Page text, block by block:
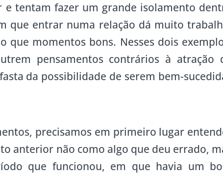
e tentam fazer um grande isolamento
que entrar numa relação dá muito
que momentos bons. Nesses dois
pensamentos contrários à atração
da possibilidade de serem bem-
precisamos em primeiro lugar
anterior não como algo que deu errado,
que funcionou, em que havia um